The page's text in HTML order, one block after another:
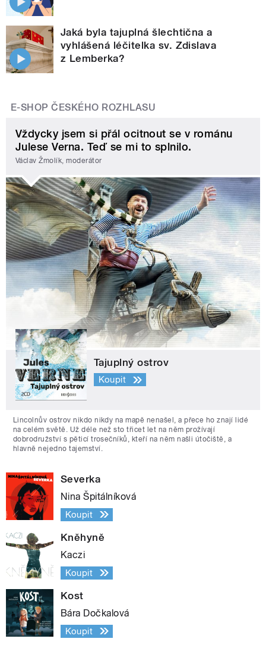
Jaká byla tajuplná šlechtična a
vyhlášená léčitelka sv. Zdislava
z Lemberka?
E-SHOP ČESKÉHO ROZHLASU
Vždycky jsem si přál ocitnout se v románu
Julese Verna. Teď se mi to splnilo.
Václav Žmolík, moderátor
Tajuplný ostrov
Koupit
Lincolnův ostrov nikdo nikdy na mapě nenašel, a přece ho znají lidé
na celém světě. Už déle než sto třicet let na něm prožívají
dobrodružství s pěticí trosečníků, kteří na něm našli útočiště, a
hlavně nejedno tajemství.
Severka
Nina Špitálníková
Koupit
Kněhyně
Kaczi
Koupit
Kost
Bára Dočkalová
Koupit